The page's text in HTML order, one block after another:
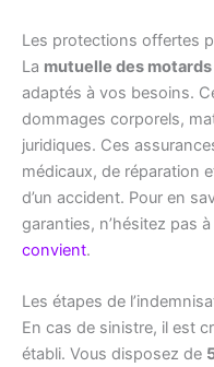
Les protections offertes
La mutuelle des motards
adaptés à vos besoins.
dommages corporels,
juridiques. Ces
médicaux, de réparation
d’un accident. Pour en
garanties, n’hésitez pas
convient.
Les étapes de
En cas de sinistre, il est
établi. Vous disposez de